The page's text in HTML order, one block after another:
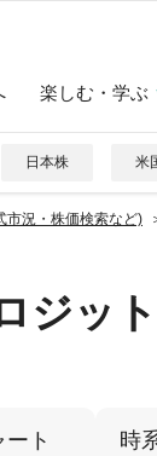
楽しむ・学ぶ
日本株 米
市況・株価検索など)
ジット
ート 時